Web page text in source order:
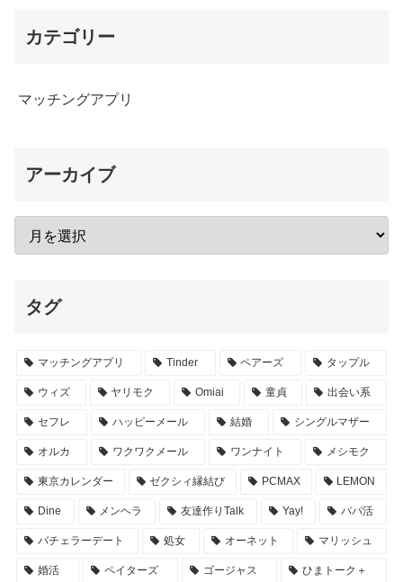
カテゴリー
マッチングアプリ
アーカイブ
タグ
マッチングアプリ Tinder ペアーズ タップル
ウィズ ヤリモク Omiai 童貞 出会い系
セフレ ハッピーメール 結婚 シングルマザー
オルカ ワクワクメール ワンナイト メシモク
東京カレンダー ゼクシィ縁結び PCMAX LEMON
Dine メンヘラ 友達作りTalk Yay! パパ活
バチェラーデート 処女 オーネット マリッシュ
婚活 ペイターズ ゴージャス ひまトーク＋